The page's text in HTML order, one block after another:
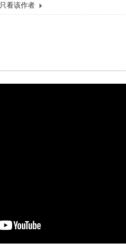
只看该作者